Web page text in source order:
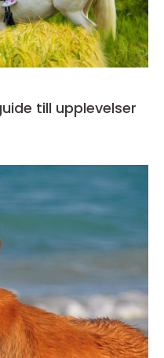
till upplevelser